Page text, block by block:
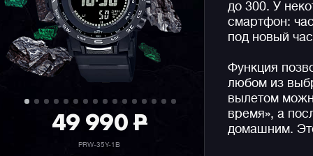
49 990P
PRW-35Y-1B
до 300. У
смартфон:
под новый
Функция
любом из
вылетом
время», а
домашним.